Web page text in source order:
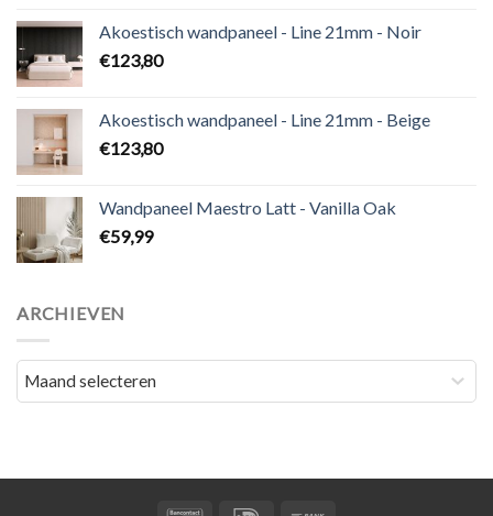
Akoestisch wandpaneel - Line 21mm - Noir
€123,80
Akoestisch wandpaneel - Line 21mm - Beige
€123,80
Wandpaneel Maestro Latt - Vanilla Oak
€59,99
ARCHIEVEN
Archieven